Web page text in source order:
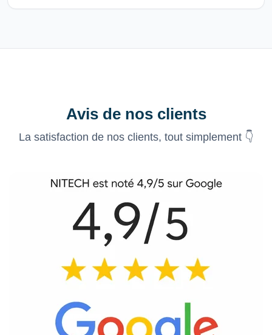
Avis de nos clients
La satisfaction de nos clients, tout simplement 👇